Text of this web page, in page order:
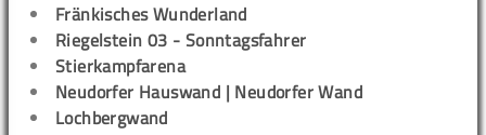
Fränkisches Wunderland
Riegelstein 03 - Sonntagsfahrer
Stierkampfarena
Neudorfer Hauswand | Neudorfer Wand
Lochbergwand